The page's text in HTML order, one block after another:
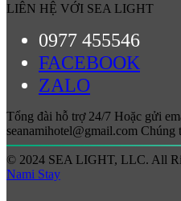
LIÊN HỆ VỚI SEA LIGHT
0977 455546
FACEBOOK
ZALO
Tổng đài hỗ trợ 24/7 Hoặc gửi
seanamihotel@gmail.com Chúng
© 2024 SEA LIGHT, LLC. All
Nami Stay